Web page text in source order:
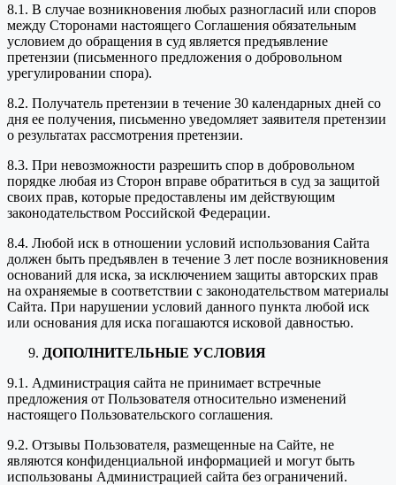
8.1. В случае возникновения любых разногласий или споров
между Сторонами настоящего Соглашения обязательным
условием до обращения в суд является предъявление
претензии (письменного предложения о добровольном
урегулировании спора).
8.2. Получатель претензии в течение 30 календарных дней со
дня ее получения, письменно уведомляет заявителя претензии
о результатах рассмотрения претензии.
8.3. При невозможности разрешить спор в добровольном
порядке любая из Сторон вправе обратиться в суд за защитой
своих прав, которые предоставлены им действующим
законодательством Российской Федерации.
8.4. Любой иск в отношении условий использования Сайта
должен быть предъявлен в течение 3 лет после возникновения
оснований для иска, за исключением защиты авторских прав
на охраняемые в соответствии с законодательством материалы
Сайта. При нарушении условий данного пункта любой иск
или основания для иска погашаются исковой давностью.
ДОПОЛНИТЕЛЬНЫЕ УСЛОВИЯ
9.1. Администрация сайта не принимает встречные
предложения от Пользователя относительно изменений
настоящего Пользовательского соглашения.
9.2. Отзывы Пользователя, размещенные на Сайте, не
являются конфиденциальной информацией и могут быть
использованы Администрацией сайта без ограничений.